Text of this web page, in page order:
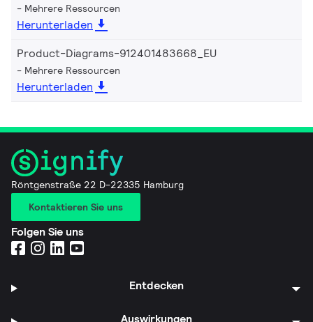
Mehrere Ressourcen
Herunterladen
Product-Diagrams-912401483668_EU
Mehrere Ressourcen
Herunterladen
Röntgenstraße 22 D-22335 Hamburg
Kontaktieren Sie uns
Folgen Sie uns
Entdecken
Auswirkungen